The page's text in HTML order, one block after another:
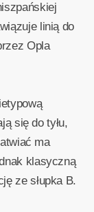
linią do
Opla
się do tyłu,
ma
klasyczną
ze słupka B.